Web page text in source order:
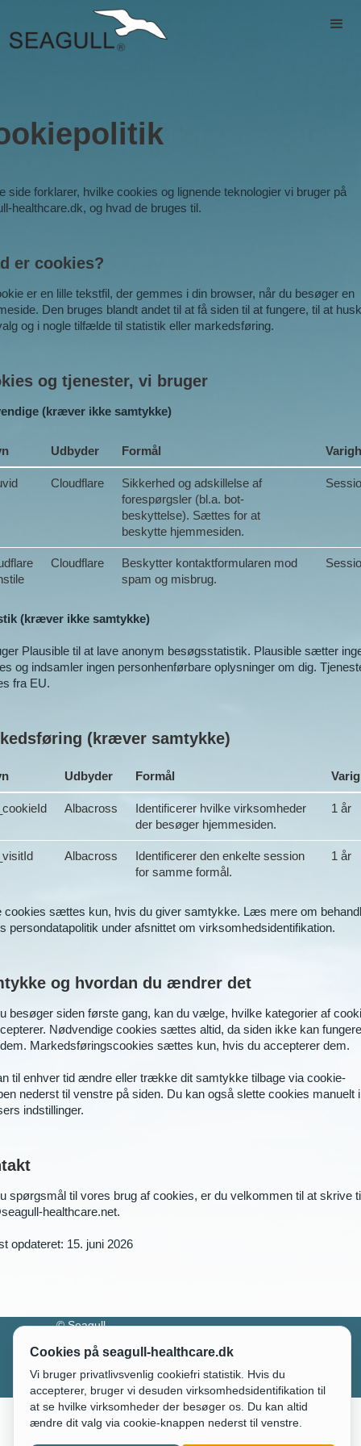
side forklarer, hvilke cookies og lignende teknologier vi bruger på
healthcare.dk, og hvad de bruges til.
er cookies?
er en lille tekstfil, der gemmes i din browser, når du besøger en
Den bruges blandt andet til at få siden til at fungere, til at
og i nogle tilfælde til statistik eller markedsføring.
og tjenester, vi bruger
(kræver ikke samtykke)
Udbyder Formål
Cloudflare
Sikkerhed og adskillelse af
forespørgsler (bl.a. bot-
beskyttelse). Sættes for at
beskytte hjemmesiden.
Cloudflare
Beskytter kontaktformularen mod
spam og misbrug.
(kræver ikke samtykke)
Plausible til at lave anonym besøgsstatistik. Plausible sætter
og indsamler ingen personhenførbare oplysninger om dig.
fra EU.
(kræver samtykke)
Udbyder Formål
Albacross
Identificerer hvilke virksomheder
der besøger hjemmesiden.
1 år
Albacross
Identificerer den enkelte session
for samme formål.
1 år
cookies sættes kun, hvis du giver samtykke. Læs mere om
persondatapolitik under afsnittet om virksomhedsidentifikation.
og hvordan du ændrer det
besøger siden første gang, kan du vælge, hvilke kategorier af
Nødvendige cookies sættes altid, da siden ikke kan fungere
Markedsføringscookies sættes kun, hvis du accepterer dem.
til enhver tid ændre eller trække dit samtykke tilbage via cookie-
nederst til venstre på siden. Du kan også slette cookies manuelt
indstillinger.
spørgsmål til vores brug af cookies, er du velkommen til at skrive
healthcare.net.
opdateret: 15. juni 2026
© Seagull
ApS -
CVR: 29
38 79 58
Persondatapolitik
Cookies på seagull-healthcare.dk
Vi bruger privatlivsvenlig cookiefri statistik. Hvis du
accepterer, bruger vi desuden virksomhedsidentifikation til
at se hvilke virksomheder der besøger os. Du kan altid
ændre dit valg via cookie-knappen nederst til venstre.